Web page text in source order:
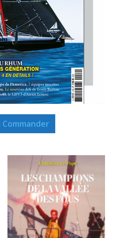
Commander